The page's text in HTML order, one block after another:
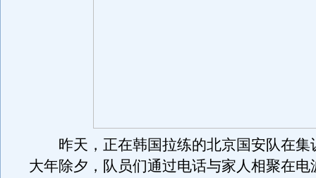
昨天，正在韩国拉练的北京国安队在集
大年除夕，队员们通过电话与家人相聚在电